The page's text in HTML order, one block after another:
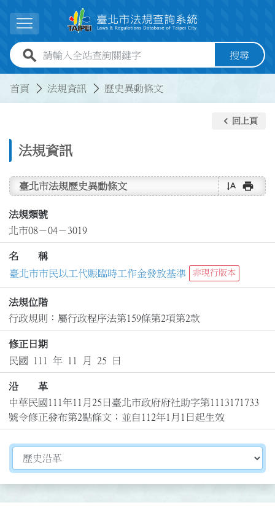
展開選單
全站查詢關鍵字欄位 搜尋
首頁 法規資訊 歷史異動條文
法規資訊
keyboard_arrow_left 回上頁
臺北市法規歷史異動條文 text_rotate_vertical print
法規類號
北市08－04－3019
名 稱
臺北市市民以工代賑臨時工作金發放基準
非現行版本
法規位階
行政規則：屬行政程序法第159條第2項第2款
修正日期
民國 111 年 11 月 25 日
沿 革
中華民國111年11月25日臺北市政府府社助字第1113171733
號令修正發布第2點條文；並自112年1月1日起生效
切換選擇法規資訊內容